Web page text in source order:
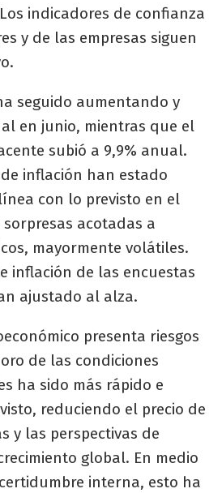
indicadores de confianza
y de las empresas siguen
seguido aumentando y
en junio, mientras que el
subió a 9,9% anual.
inflación han estado
con lo previsto en el
acotadas a
mayormente volátiles.
inflación de las encuestas
ajustado al alza.
presenta riesgos
de las condiciones
ha sido más rápido e
reduciendo el precio de
y las perspectivas de
global. En medio
interna, esto ha